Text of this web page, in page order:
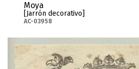
Moya
[Jarrón decorativo]
AC-03958